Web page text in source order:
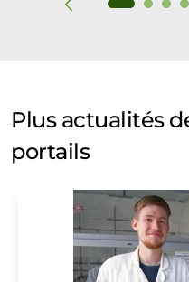
Plus actualités
portails